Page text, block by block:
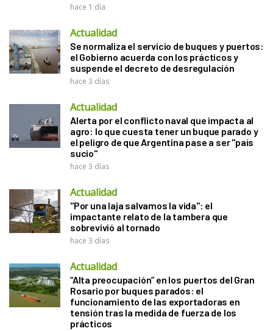
hace 1 día
Actualidad
Se normaliza el servicio de buques y puertos:
el Gobierno acuerda con los prácticos y
suspende el decreto de desregulación
hace 3 días
Actualidad
Alerta por el conflicto naval que impacta al
agro: lo que cuesta tener un buque parado y
el peligro de que Argentina pase a ser "país
sucio"
hace 3 días
Actualidad
"Por una laja salvamos la vida": el
impactante relato de la tambera que
sobrevivió al tornado
hace 3 días
Actualidad
“Alta preocupación” en los puertos del Gran
Rosario por buques parados: el
funcionamiento de las exportadoras en
tensión tras la medida de fuerza de los
prácticos